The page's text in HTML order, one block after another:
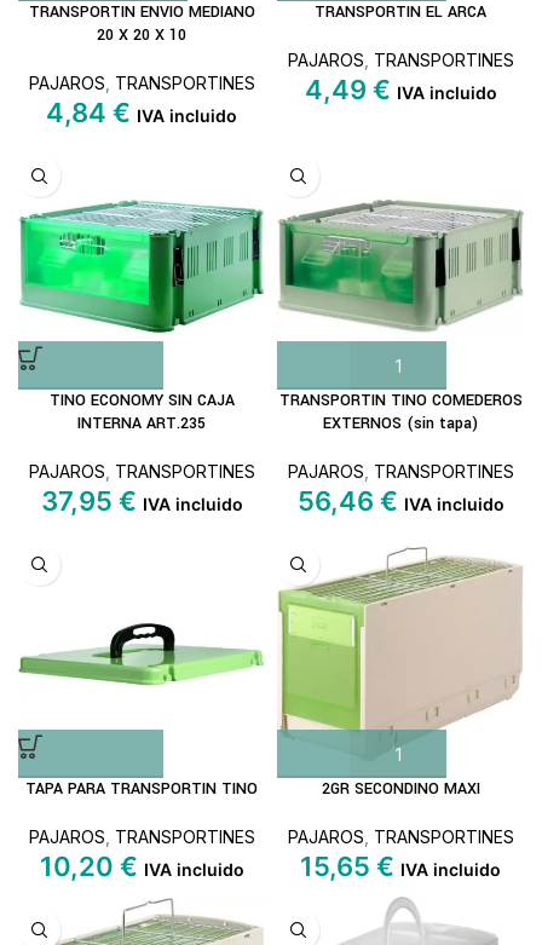
TRANSPORTIN ENVIO MEDIANO
20 X 20 X 10
PAJAROS TRANSPORTINES
4,84 € IVA incluido
TRANSPORTIN EL ARCA
PAJAROS TRANSPORTINES
4,49 € IVA incluido
TINO ECONOMY SIN CAJA
INTERNA ART.235
PAJAROS TRANSPORTINES
37,95 € IVA incluido
TRANSPORTIN TINO COMEDEROS
EXTERNOS (sin tapa)
PAJAROS TRANSPORTINES
56,46 € IVA incluido
TAPA PARA TRANSPORTIN TINO
PAJAROS TRANSPORTINES
10,20 € IVA incluido
2GR SECONDINO MAXI
PAJAROS TRANSPORTINES
15,65 € IVA incluido